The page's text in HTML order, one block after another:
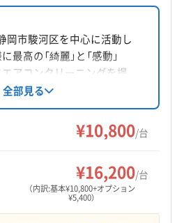
市 御前崎市
静岡市駿河区
静岡市清水区
浜松市天竜区
田方郡函南町
岡市駿河区を中心に活動し
最高の「綺麗」と「感動」
エアコンクリーニングを提
保険に加入し、駐車代は店舗
10800円/台で、お掃除機能
日祝も対応し、時間外の相
全部見る
¥10,800/台
¥16,200/台
（内訳:基本¥10,800+オプション
¥5,400）